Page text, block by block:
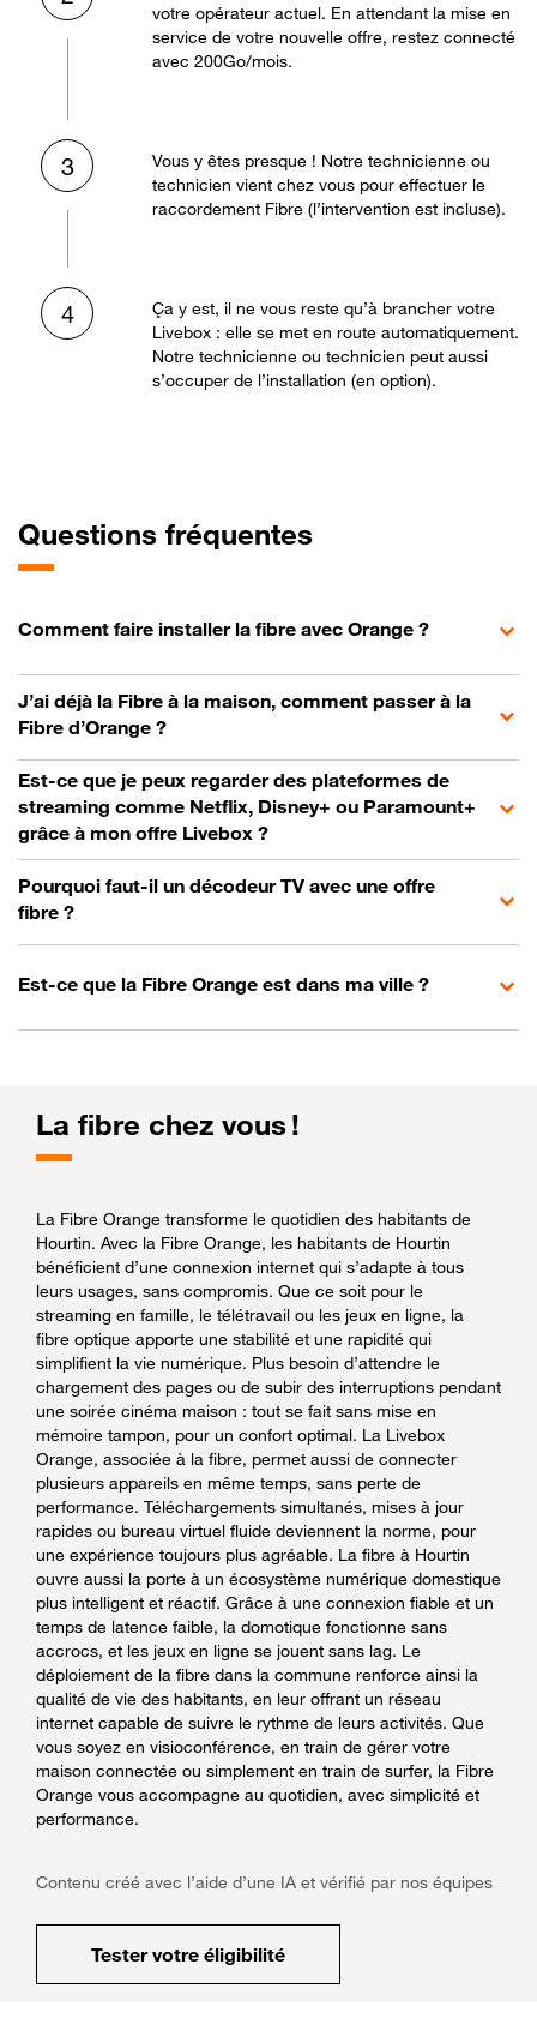
votre opérateur actuel. En attendant la mise en
service de votre nouvelle offre, restez connecté
avec 200Go/mois.
3
Vous y êtes presque ! Notre technicienne ou
technicien vient chez vous pour effectuer le
raccordement Fibre (l’intervention est incluse).
4
Ça y est, il ne vous reste qu’à brancher votre
Livebox : elle se met en route automatiquement.
Notre technicienne ou technicien peut aussi
s’occuper de l’installation (en option).
Questions fréquentes
Comment faire installer la fibre avec Orange ?
J’ai déjà la Fibre à la maison, comment passer à la
Fibre d’Orange ?
Est-ce que je peux regarder des plateformes de
streaming comme Netflix, Disney+ ou Paramount+
grâce à mon offre Livebox ?
Pourquoi faut-il un décodeur TV avec une offre
fibre ?
Est-ce que la Fibre Orange est dans ma ville ?
La fibre chez vous !
La Fibre Orange transforme le quotidien des habitants de
Hourtin. Avec la Fibre Orange, les habitants de Hourtin
bénéficient d’une connexion internet qui s’adapte à tous
leurs usages, sans compromis. Que ce soit pour le
streaming en famille, le télétravail ou les jeux en ligne, la
fibre optique apporte une stabilité et une rapidité qui
simplifient la vie numérique. Plus besoin d’attendre le
chargement des pages ou de subir des interruptions pendant
une soirée cinéma maison : tout se fait sans mise en
mémoire tampon, pour un confort optimal. La Livebox
Orange, associée à la fibre, permet aussi de connecter
plusieurs appareils en même temps, sans perte de
performance. Téléchargements simultanés, mises à jour
rapides ou bureau virtuel fluide deviennent la norme, pour
une expérience toujours plus agréable. La fibre à Hourtin
ouvre aussi la porte à un écosystème numérique domestique
plus intelligent et réactif. Grâce à une connexion fiable et un
temps de latence faible, la domotique fonctionne sans
accrocs, et les jeux en ligne se jouent sans lag. Le
déploiement de la fibre dans la commune renforce ainsi la
qualité de vie des habitants, en leur offrant un réseau
internet capable de suivre le rythme de leurs activités. Que
vous soyez en visioconférence, en train de gérer votre
maison connectée ou simplement en train de surfer, la Fibre
Orange vous accompagne au quotidien, avec simplicité et
performance.
Contenu créé avec l’aide d’une IA et vérifié par nos équipes
Tester votre éligibilité